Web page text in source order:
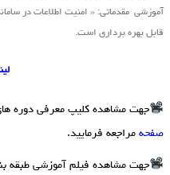
آموزشی مقدماتی: « امنیت اطلاعات در
قابل بهره برداری است.
جهت مشاهده کلیپ معرفی دوره
صفحه مراجعه فرمایید.
جهت مشاهده فیلم آموزشی طبقه